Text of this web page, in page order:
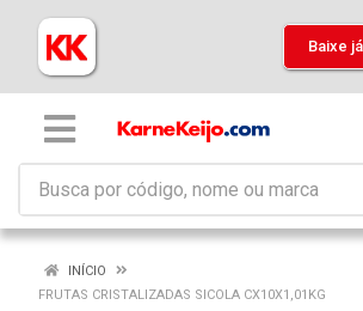
Baixe
INÍCIO
FRUTAS CRISTALIZADAS SICOLA CX10X1,01KG